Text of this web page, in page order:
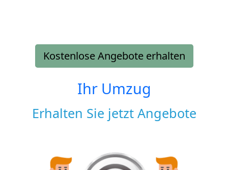
Kostenlose Angebote erhalten
Ihr Umzug
Erhalten Sie jetzt Angebote